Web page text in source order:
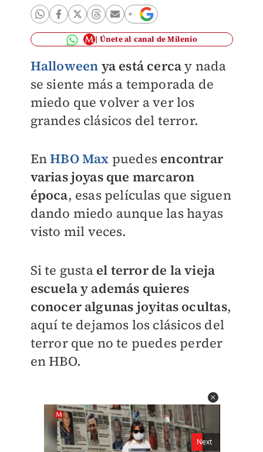
Únete al canal de Milenio
Halloween ya está cercay nada
se siente más a temporada de
miedo que volver a ver los
grandes clásicos del terror.
EnHBO Max puedes encontrar
varias joyas que marcaron
época, esas películas que siguen
dando miedo aunque las hayas
visto mil veces.
Si te gusta el terror de la vieja
escuela y además quieres
conocer algunas joyitas ocultas,
aquí te dejamos los clásicos del
terror que no te puedes perder
en HBO.